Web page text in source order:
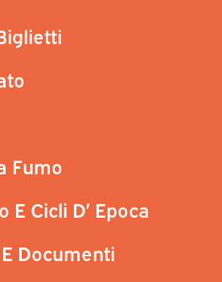
Fumo
E Cicli D’ Epoca
Documenti